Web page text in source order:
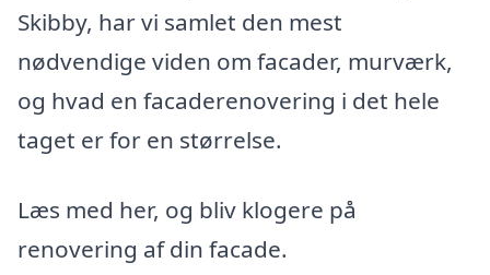
Skibby, har vi samlet den mest
nødvendige viden om facader, murværk,
og hvad en facaderenovering i det hele
taget er for en størrelse.
Læs med her, og bliv klogere på
renovering af din facade.